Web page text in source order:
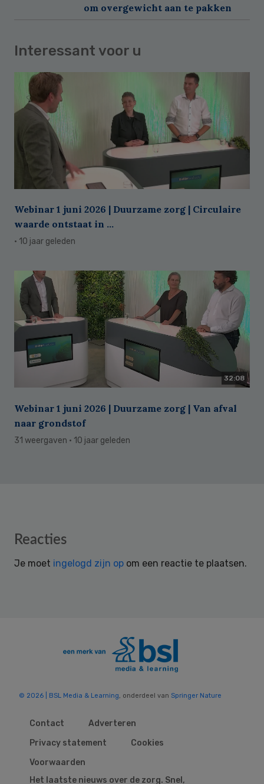
om overgewicht aan te pakken
Interessant voor u
Webinar 1 juni 2026 | Duurzame zorg | Circulaire
waarde ontstaat in ...
· 10 jaar geleden
32:08
Webinar 1 juni 2026 | Duurzame zorg | Van afval
naar grondstof
31 weergaven · 10 jaar geleden
Reader
Reacties
Je moet ingelogd zijn op om een reactie te plaatsen.
© 2026 | BSL Media & Learning, onderdeel van Springer Nature
Contact
Adverteren
Privacy statement
Cookies
Voorwaarden
Het laatste nieuws over de zorg. Snel,